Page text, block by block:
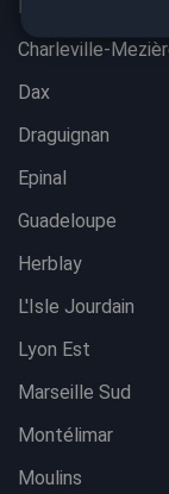
Brive-La-Gaillarde
Charleville-
Dax
Draguignan
Epinal
Guadeloupe
Herblay
L'Isle Jourdain
Lyon Est
Marseille Sud
Montélimar
Moulins